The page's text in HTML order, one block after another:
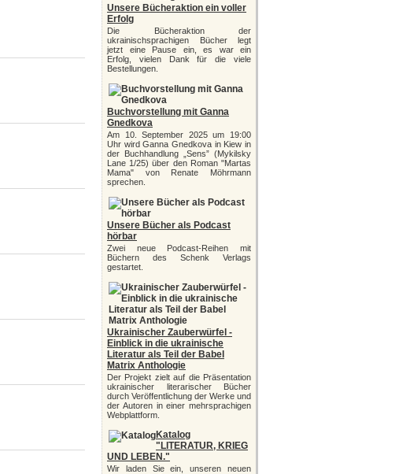
Unsere Bücheraktion ein voller
Erfolg
Die Bücheraktion der
ukrainischsprachigen Bücher legt
jetzt eine Pause ein, es war ein
Erfolg, vielen Dank für die viele
Bestellungen.
Buchvorstellung mit Ganna
Gnedkova
Am 10. September 2025 um 19:00
Uhr wird Ganna Gnedkova in Kiew in
der Buchhandlung „Sens” (Mykilsky
Lane 1/25) über den Roman "Martas
Mama" von Renate Möhrmann
sprechen.
Unsere Bücher als Podcast
hörbar
Zwei neue Podcast-Reihen mit
Büchern des Schenk Verlags
gestartet.
Ukrainischer Zauberwürfel -
Einblick in die ukrainische
Literatur als Teil der Babel
Matrix Anthologie
Der Projekt zielt auf die Präsentation
ukrainischer literarischer Bücher
durch Veröffentlichung der Werke und
der Autoren in einer mehrsprachigen
Webplattform.
Katalog
"LITERATUR, KRIEG
UND LEBEN."
Wir laden Sie ein, unseren neuen